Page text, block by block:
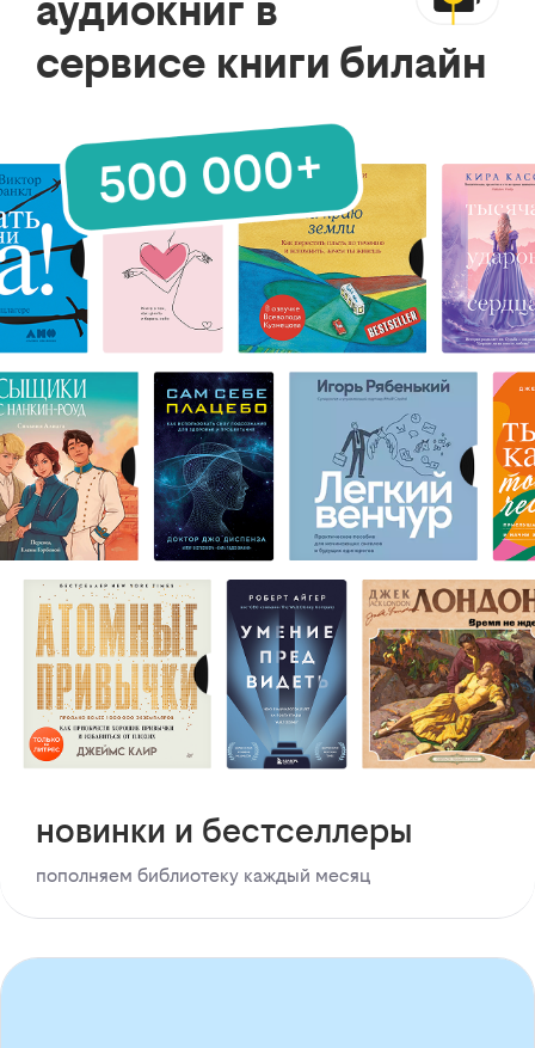
аудиокниг в
сервисе книги билайн
новинки и бестселлеры
пополняем библиотеку каждый месяц